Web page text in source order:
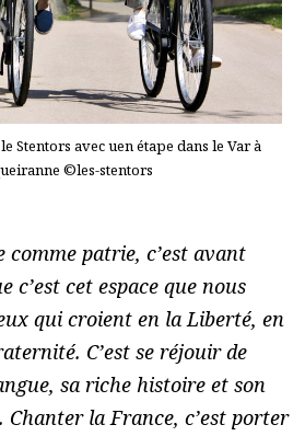
Stentors avec uen étape dans le Var à
©les-stentors
comme patrie, c’est avant
c’est cet espace que nous
qui croient en la Liberté, en
C’est se réjouir de
sa riche histoire et son
la France, c’est porter